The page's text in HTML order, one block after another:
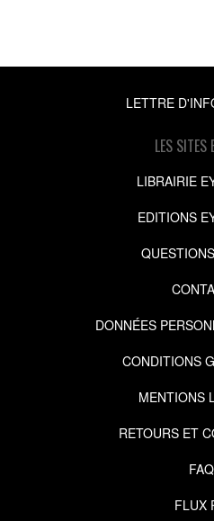
LETTRE
LES SITES
LIBRAIRIE
EDITIONS
DONNÉES
CONDITIONS
MENTIONS
RETOURS ET
FAQ
FLUX